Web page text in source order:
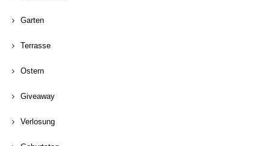
Garten
Terrasse
Ostern
Giveaway
Verlosung